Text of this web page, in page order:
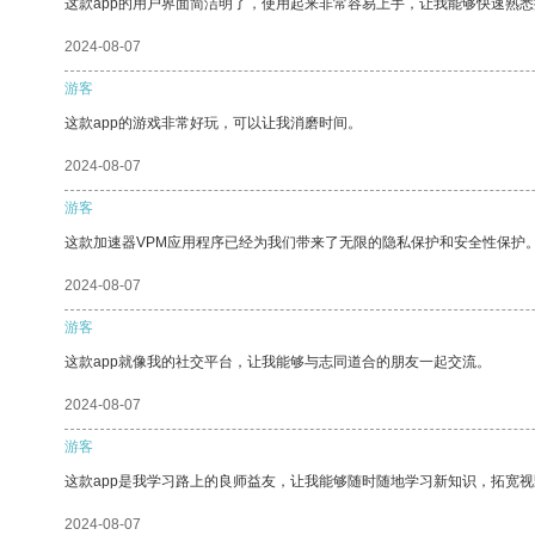
这款app的用户界面简洁明了，使用起来非常容易上手，让我能够快速熟悉
2024-08-07
游客
这款app的游戏非常好玩，可以让我消磨时间。
2024-08-07
游客
这款加速器VPM应用程序已经为我们带来了无限的隐私保护和安全性保护。
2024-08-07
游客
这款app就像我的社交平台，让我能够与志同道合的朋友一起交流。
2024-08-07
游客
这款app是我学习路上的良师益友，让我能够随时随地学习新知识，拓宽视
2024-08-07